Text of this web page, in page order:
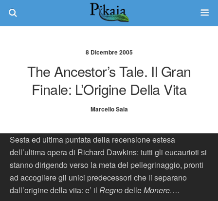
8 Dicembre 2005
The Ancestor’s Tale. Il Gran
Finale: L’Origine Della Vita
Marcello Sala
Sesta ed ultima puntata della recensione estesa
dell’ultima opera di Richard Dawkins: tutti gli eucaurioti si
stanno dirigendo verso la meta del pellegrinaggio, pronti
ad accogliere gli unici predecessori che li separano
dall’origine della vita: e’ il RegnodelleMonere….